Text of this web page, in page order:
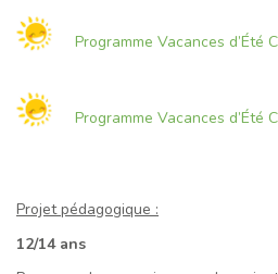
Programme Vacances d’Été
Programme Vacances d’Été
Projet pédagogique :
12/14 ans